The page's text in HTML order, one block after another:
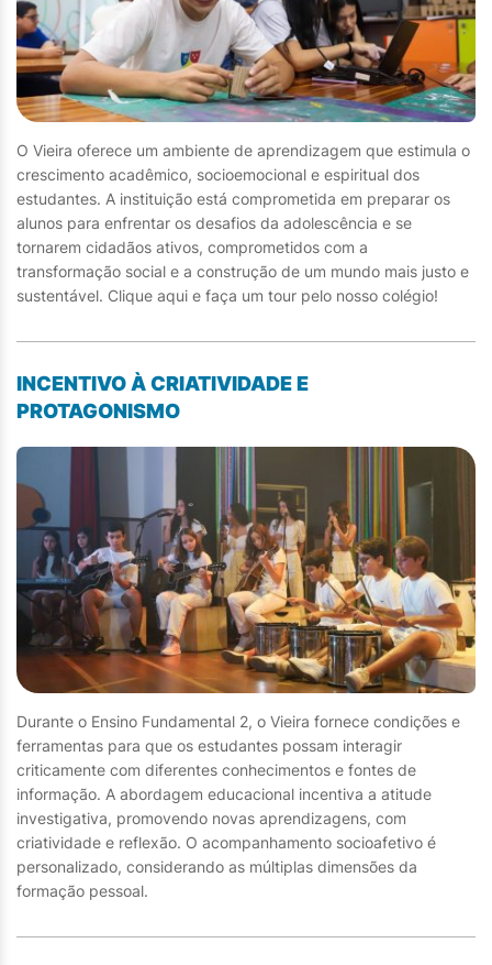
O Vieira oferece um ambiente de aprendizagem que estimula o
crescimento acadêmico, socioemocional e espiritual dos
estudantes. A instituição está comprometida em preparar os
alunos para enfrentar os desafios da adolescência e se
tornarem cidadãos ativos, comprometidos com a
transformação social e a construção de um mundo mais justo e
sustentável. Clique aqui e faça um tour pelo nosso colégio!
INCENTIVO À CRIATIVIDADE E
PROTAGONISMO
Durante o Ensino Fundamental 2, o Vieira fornece condições e
ferramentas para que os estudantes possam interagir
criticamente com diferentes conhecimentos e fontes de
informação. A abordagem educacional incentiva a atitude
investigativa, promovendo novas aprendizagens, com
criatividade e reflexão. O acompanhamento socioafetivo é
personalizado, considerando as múltiplas dimensões da
formação pessoal.